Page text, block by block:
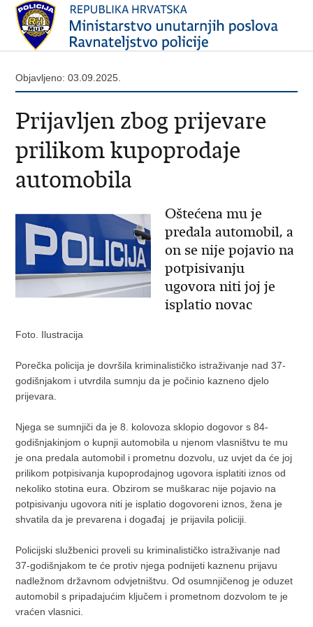
Objavljeno: 03.09.2025.
Prijavljen zbog prijevare
prilikom kupoprodaje
automobila
Oštećena mu je
predala automobil, a
on se nije pojavio na
potpisivanju
ugovora niti joj je
isplatio novac
Foto. Ilustracija
Porečka policija je dovršila kriminalističko istraživanje nad 37-
godišnjakom i utvrdila sumnju da je počinio kazneno djelo
prijevara.
Njega se sumnjiči da je 8. kolovoza sklopio dogovor s 84-
godišnjakinjom o kupnji automobila u njenom vlasništvu te mu
je ona predala automobil i prometnu dozvolu, uz uvjet da će joj
prilikom potpisivanja kupoprodajnog ugovora isplatiti iznos od
nekoliko stotina eura. Obzirom se muškarac nije pojavio na
potpisivanju ugovora niti je isplatio dogovoreni iznos, žena je
shvatila da je prevarena i događaj je prijavila policiji.
Policijski službenici proveli su kriminalističko istraživanje nad
37-godišnjakom te će protiv njega podnijeti kaznenu prijavu
nadležnom državnom odvjetništvu. Od osumnjičenog je oduzet
automobil s pripadajućim ključem i prometnom dozvolom te je
vraćen vlasnici.